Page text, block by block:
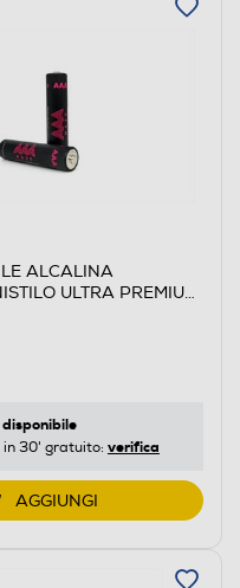
ALCALINA
ULTRA PREMIUM
disponibile
in 30' gratuito: verifica
AGGIUNGI